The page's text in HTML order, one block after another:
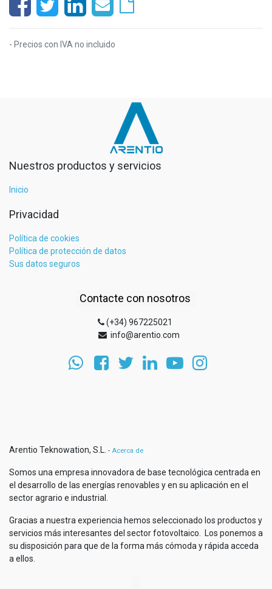
- Precios con IVA no incluido
Nuestros productos y servicios
Inicio
Privacidad
Política de cookies
Política de protección de datos
Sus datos seguros
Contacte con nosotros
(+34) 967225021
info@arentio.com
Arentio Teknowation, S.L. - Acerca de
Somos una empresa innovadora de base tecnológica centrada en
el desarrollo de las energías renovables y en su aplicación en el
sector agrario e industrial.
Gracias a nuestra experiencia hemos seleccionado los productos y
servicios más interesantes del sector fotovoltaico. Los ponemos a
su disposición para que de la forma más cómoda y rápida acceda
a ellos.